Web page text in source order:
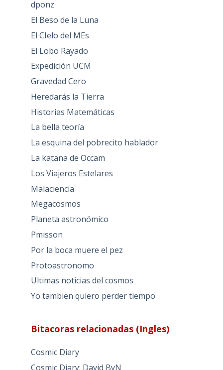
dponz
El Beso de la Luna
El CIelo del MEs
El Lobo Rayado
Expedición UCM
Gravedad Cero
Heredarás la Tierra
Historias Matemáticas
La bella teoría
La esquina del pobrecito hablador
La katana de Occam
Los Viajeros Estelares
Malaciencia
Megacosmos
Planeta astronómico
Pmisson
Por la boca muere el pez
Protoastronomo
Ultimas noticias del cosmos
Yo tambien quiero perder tiempo
Bitacoras relacionadas (Ingles)
Cosmic Diary
Cosmic Diary: David ByN